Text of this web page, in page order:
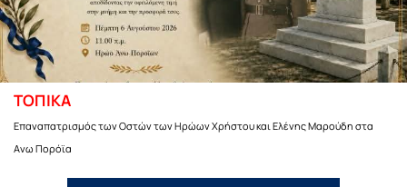
ΤΟΠΙΚΑ
Επαναπατρισμός των Οστών των Ηρώων Χρήστου και Ελένης Μαρούδη στα
Ανω Πορόϊα